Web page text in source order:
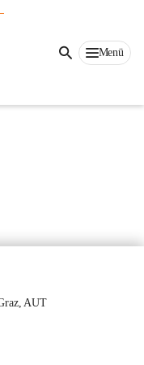
Menü
AUT